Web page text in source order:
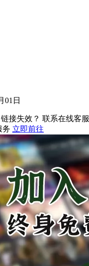
01日
接失效？ 联系在线客服
务 立即前往